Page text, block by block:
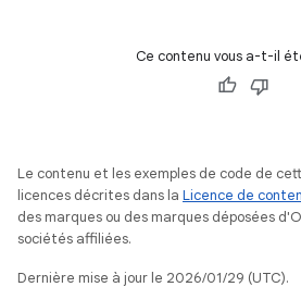
Ce contenu vous a-t-il
Le contenu et les exemples de code de
licences décrites dans la Licence de
des marques ou des marques déposées
sociétés affiliées.
Dernière mise à jour le 2026/01/29 (UTC).